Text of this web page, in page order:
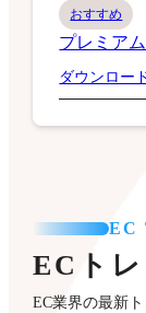
おすすめ
プレミア
ダウンロー
EC
ECト
EC業界の最新